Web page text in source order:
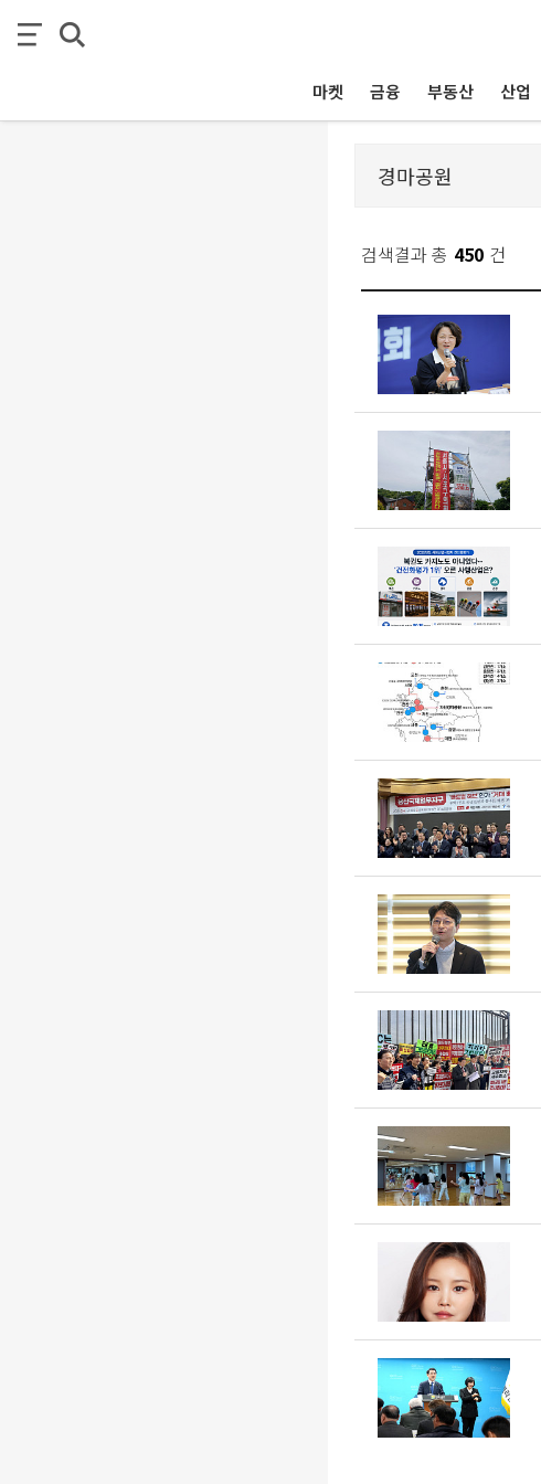
마켓 금융 부동산 산업
검색결과 총 450 건